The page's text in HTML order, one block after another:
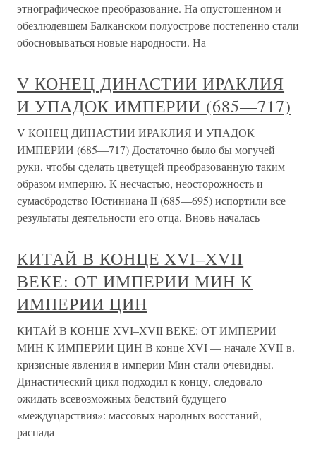
этнографическое преобразование. На опустошенном и
обезлюдевшем Балканском полуострове постепенно стали
обосновываться новые народности. На
V КОНЕЦ ДИНАСТИИ ИРАКЛИЯ
И УПАДОК ИМПЕРИИ (685—717)
V КОНЕЦ ДИНАСТИИ ИРАКЛИЯ И УПАДОК
ИМПЕРИИ (685—717) Достаточно было бы могучей
руки, чтобы сделать цветущей преобразованную таким
образом империю. К несчастью, неосторожность и
сумасбродство Юстиниана II (685—695) испортили все
результаты деятельности его отца. Вновь началась
КИТАЙ В КОНЦЕ XVI–XVII
ВЕКЕ: ОТ ИМПЕРИИ МИН К
ИМПЕРИИ ЦИН
КИТАЙ В КОНЦЕ XVI–XVII ВЕКЕ: ОТ ИМПЕРИИ
МИН К ИМПЕРИИ ЦИН В конце XVI — начале XVII в.
кризисные явления в империи Мин стали очевидны.
Династический цикл подходил к концу, следовало
ожидать всевозможных бедствий будущего
«междуцарствия»: массовых народных восстаний,
распада